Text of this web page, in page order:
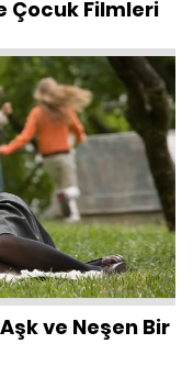
Çocuk Filmleri
ve Neşen Bir